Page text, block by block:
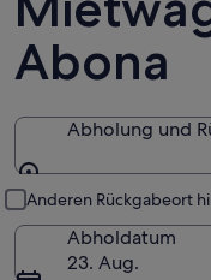
Abona
Abholung und
Anderen Rückgabeort
Abholdatum
23. Aug.